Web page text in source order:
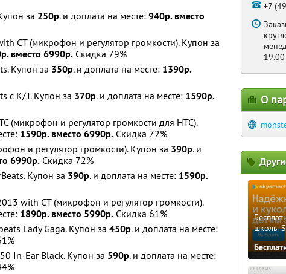
за 250р. и доплата на месте: 940р. вместо
CT (микрофон и регулятор громкости). Купон за
вместо 6990р. Скидка 79%
Купон за 350р. и доплата на месте: 1390р.
с К/Т. Купон за 370р. и доплата на месте: 1590р.
(микрофон и регулятор громкости для HTC).
1590р. вместо 6990р. Скидка 72%
и регулятор громкости). Купон за 390р. и
6990р. Скидка 72%
Купон за 390р. и доплата на месте: 1590р.
with CT (микрофон и регулятор громкости).
1890р. вместо 5990р. Скидка 61%
Lady Gaga. Купон за 450р. и доплата на месте:
In-Ear Black. Купон за 590р. и доплата на месте:
+7
19.00
О
школы